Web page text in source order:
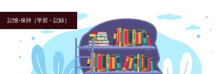
記憶-保持［学習・記録］